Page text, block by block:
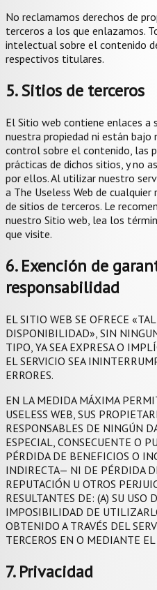
No reclamamos derechos de
terceros a los que enlazamos.
intelectual sobre el contenido
respectivos titulares.
5. Sitios de terceros
El Sitio web contiene enlaces a
nuestra propiedad ni están
control sobre el contenido, las
prácticas de dichos sitios, y no
por ellos. Al utilizar nuestro
a The Useless Web de
de sitios de terceros. Le
nuestro Sitio web, lea los
que visite.
6. Exención de
responsabilidad
EL SITIO WEB SE OFRECE
DISPONIBILIDAD», SIN
TIPO, YA SEA EXPRESA O
EL SERVICIO SEA
ERRORES.
EN LA MEDIDA MÁXIMA
USELESS WEB, SUS
RESPONSABLES DE NINGÚN
ESPECIAL, CONSECUENTE O
PÉRDIDA DE BENEFICIOS O
INDIRECTA— NI DE PÉRDIDA
REPUTACIÓN U OTROS
RESULTANTES DE: (A) SU USO
IMPOSIBILIDAD DE
OBTENIDO A TRAVÉS DEL
TERCEROS EN O MEDIANTE EL
7. Privacidad